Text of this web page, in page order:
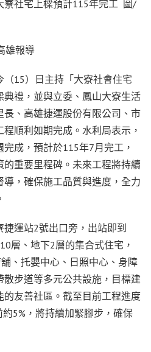
寮社宅上樑預計115年完工 圖/
雄報導
15）日主持「大寮社會住宅
典禮，並與立委、鳳山大寮生活
、高雄捷運股份有限公司、市
順利如期完成。水利局表示，
成，預計於115年7月完工，
重要里程碑。未來工程將持續
，確保施工品質與進度，全力
運站2號出口旁，出站即到
層、地下2層的集合式住宅，
、托嬰中心、日照中心、身障
步道等多元公共設施，目標建
友善社區。截至目前工程進度
5%，將持續加緊腳步，確保